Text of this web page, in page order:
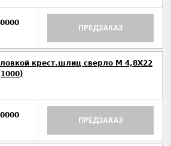
ПРЕДЗАКАЗ
крест.шлиц сверло М 4,8Х22
ПРЕДЗАКАЗ